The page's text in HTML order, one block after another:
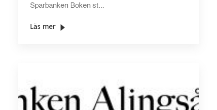
Sparbanken Boken st...
Läs mer